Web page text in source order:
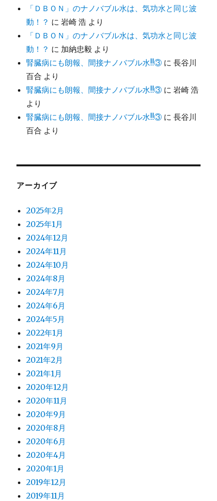
「ＤＢＯＮ」のナノバブル水は、気功水と同じ波
動！？ に岩崎 浩 より
「ＤＢＯＮ」のナノバブル水は、気功水と同じ波
動！？ に 加納忠毅 より
腎臓病にも朗報、間接ナノバブル水!!③ に長谷川
百合 より
腎臓病にも朗報、間接ナノバブル水!!③ に岩崎 浩
より
腎臓病にも朗報、間接ナノバブル水!!③ に長谷川
百合 より
アーカイブ
2025年2月
2025年1月
2024年12月
2024年11月
2024年10月
2024年8月
2024年7月
2024年6月
2024年5月
2022年1月
2021年9月
2021年2月
2021年1月
2020年12月
2020年11月
2020年9月
2020年8月
2020年6月
2020年4月
2020年1月
2019年12月
2019年11月